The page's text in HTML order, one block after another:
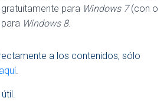
para Windows 7(con o
Windows 8.
a los contenidos, sólo
aquí.